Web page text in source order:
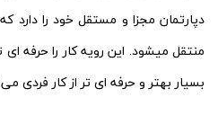
دپارتمان مجزا و مستقل خود را دارد
منتقل میشود. این رویه کار را حرفه
بسیار بهتر و حرفه ای تر از کار فردی